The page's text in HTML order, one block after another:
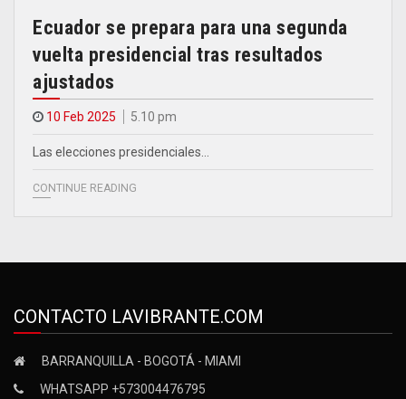
Ecuador se prepara para una segunda
vuelta presidencial tras resultados
ajustados
10 Feb 2025 5.10 pm
Las elecciones presidenciales…
CONTINUE READING
CONTACTO LAVIBRANTE.COM
BARRANQUILLA - BOGOTÁ - MIAMI
WHATSAPP +573004476795